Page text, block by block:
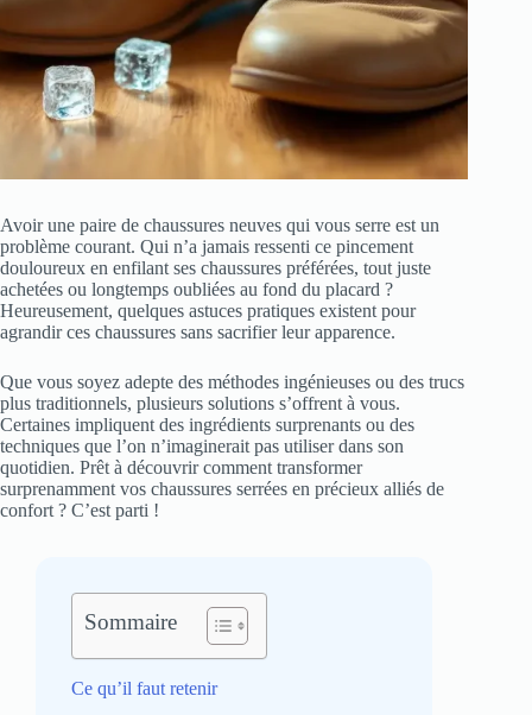
Avoir une paire de chaussures neuves qui vous serre est un
problème courant. Qui n’a jamais ressenti ce pincement
douloureux en enfilant ses chaussures préférées, tout juste
achetées ou longtemps oubliées au fond du placard ?
Heureusement, quelques astuces pratiques existent pour
agrandir ces chaussures sans sacrifier leur apparence.
Que vous soyez adepte des méthodes ingénieuses ou des trucs
plus traditionnels, plusieurs solutions s’offrent à vous.
Certaines impliquent des ingrédients surprenants ou des
techniques que l’on n’imaginerait pas utiliser dans son
quotidien. Prêt à découvrir comment transformer
surprenamment vos chaussures serrées en précieux alliés de
confort ? C’est parti !
Sommaire
Ce qu’il faut retenir